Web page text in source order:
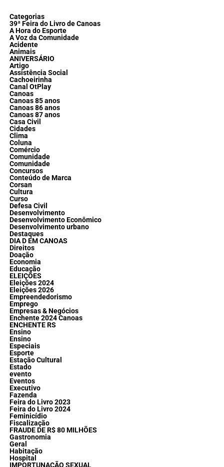
Categorias
39ª Feira do Livro de Canoas
A Hora do Esporte
A Voz da Comunidade
Acidente
Animais
ANIVERSÁRIO
Artigo
Assistência Social
Cachoeirinha
Canal OtPlay
Canoas
Canoas 85 anos
Canoas 86 anos
Canoas 87 anos
Casa Civil
Cidades
Clima
Coluna
Comércio
Comunidade
Comunidade
Concursos
Conteúdo de Marca
Corsan
Cultura
Curso
Defesa Civil
Desenvolvimento
Desenvolvimento Econômico
Desenvolvimento urbano
Destaques
DIA D EM CANOAS
Direitos
Doação
Economia
Educação
ELEIÇÕES
Eleições 2024
Eleições 2026
Empreendedorismo
Emprego
Empresas & Negócios
Enchente 2024 Canoas
ENCHENTE RS
Ensino
Ensino
Especiais
Esporte
Estação Cultural
Estado
evento
Eventos
Executivo
Fazenda
Feira do Livro 2023
Feira do Livro 2024
Feminicídio
Fiscalização
FRAUDE DE R$ 80 MILHÕES
Gastronomia
Geral
Habitação
Hospital
IMPORTUNAÇÃO SEXUAL